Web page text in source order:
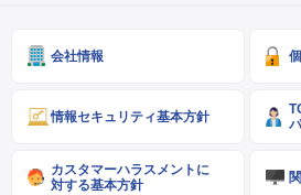
会社情報
情報セキュリティ基本方針
カスタマーハラスメントに
対する基本方針